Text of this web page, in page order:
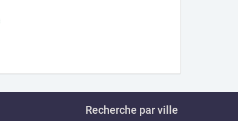
Recherche par ville